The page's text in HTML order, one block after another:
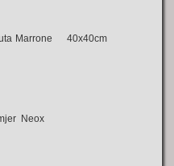
Marrone 40x40cm
Neox